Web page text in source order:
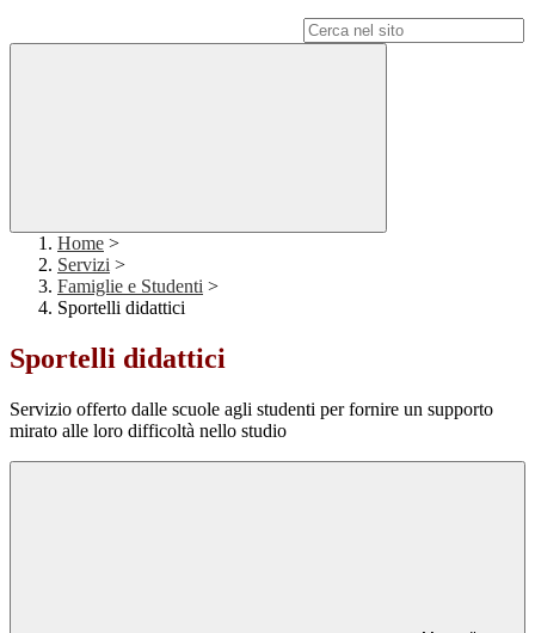
Home >
Servizi >
Famiglie e Studenti >
Sportelli didattici
Sportelli didattici
Servizio offerto dalle scuole agli studenti per fornire un supporto
mirato alle loro difficoltà nello studio